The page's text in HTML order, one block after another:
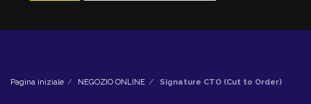
Pagina iniziale NEGOZIO ONLINE Signature CTO (Cut to Order)